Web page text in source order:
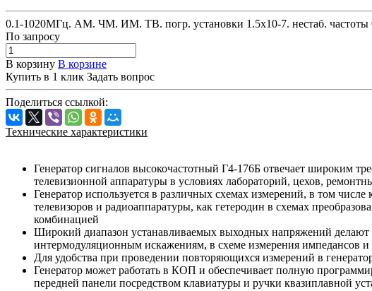
0.1-1020МГц. АМ. ЧМ. ИМ. ТВ. погр. установки 1.5х10-7. нестаб. частоты
По запросу
В корзину В корзине
Купить в 1 клик Задать вопрос
Поделиться ссылкой:
Технические характеристики
Генератор сигналов высокочастотный Г4-176Б отвечает широким
телевизионной аппаратуры в условиях лабораторий, цехов,
Генератор используется в различных схемах измерений, в том
телевизоров и радиоаппаратуры, как гетеродин в схемах
комбинацией
Широкий диапазон устанавливаемых выходных напряжений
интермодуляционным искажениям, в схеме измерения импедансов и
Для удобства при проведении повторяющихся измерений в
Генератор может работать в КОП и обеспечивает полную
передней панели посредством клавиатуры и ручки квазиплавной